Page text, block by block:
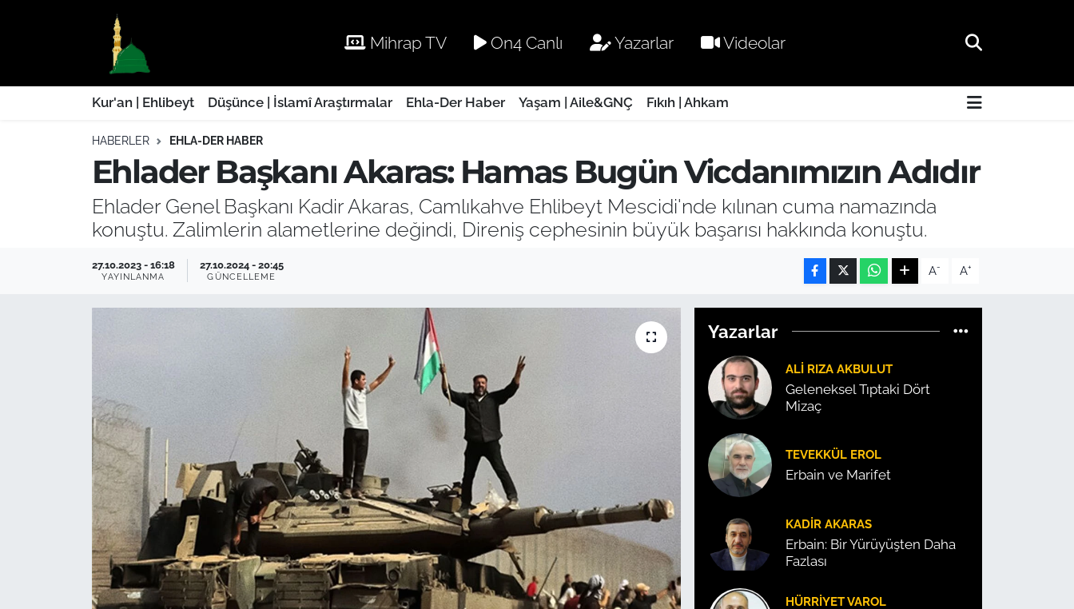
Mihrap TV On4 Canlı Yazarlar Videolar
Kur'an | Ehlibeyt Düşünce | İslamî Araştırmalar Ehla-Der Haber Yaşam | Aile&GNÇ Fıkıh | Ahkam
HABERLER EHLA-DER HABER
Ehlader Başkanı Akaras: Hamas Bugün Vicdanımızın Adıdır
Ehlader Genel Başkanı Kadir Akaras, Camlıkahve Ehlibeyt Mescidi'nde kılınan cuma namazında
konuştu. Zalimlerin alametlerine değindi, Direniş cephesinin büyük başarısı hakkında konuştu.
27.10.2023 - 16:18
YAYINLANMA
27.10.2024 - 20:45
GÜNCELLEME A- A+
Yazarlar
ALI RIZA AKBULUT
Geleneksel Tıptaki Dört
Mizaç
TEVEKKÜL EROL
Erbain ve Marifet
KADIR AKARAS
Erbain: Bir Yürüyüşten Daha
Fazlası
HÜRRIYET VAROL
Kur'an | Ehlibeyt
Düşünce | İslamî Araştırmalar
Ehla-Der Haber
Yaşam | Aile&GNÇ
Fıkıh | Ahkam
Nöbetçi Eczaneler
Hava Durumu
Trafik Durumu
Süper Lig Puan Durumu ve Fikstür
Tüm Manşetler
Son Dakika Haberleri
Haber Arşivi